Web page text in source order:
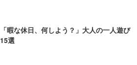
「暇な休日、何しよう？」大人の一人遊び
15選